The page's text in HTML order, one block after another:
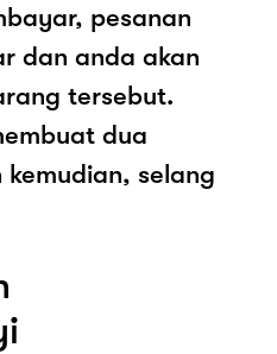
pesanan
dan anda akan
tersebut.
dua
selang